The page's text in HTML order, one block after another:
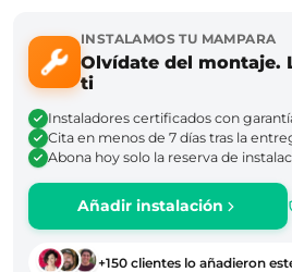
INSTALAMOS TU MAMPARA
Olvídate del montaje.
ti
Instaladores certificados con
Cita en menos de 7 días tras la
Abona hoy solo la reserva de
Añadir instalación
+150 clientes lo añadieron